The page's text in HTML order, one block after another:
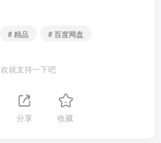
# 精品 # 百度网盘
就支持一下吧
分享 收藏